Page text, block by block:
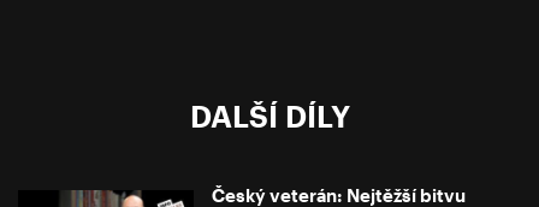
DALŠÍ DÍLY
Český veterán: Nejtěžší bitvu